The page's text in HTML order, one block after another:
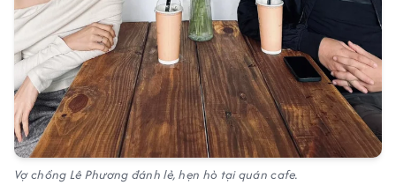
Vợ chồng Lê Phương đánh lẻ, hẹn hò tại quán cafe.